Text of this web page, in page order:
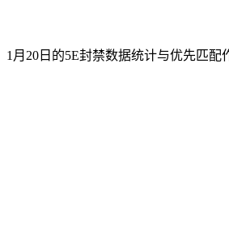
1月20日的5E封禁数据统计与优先匹配